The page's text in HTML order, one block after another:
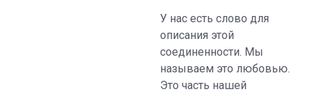
У нас есть слово для
описания этой
соединенности. Мы
называем это любовью.
Это часть нашей